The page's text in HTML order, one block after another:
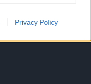
Privacy Policy